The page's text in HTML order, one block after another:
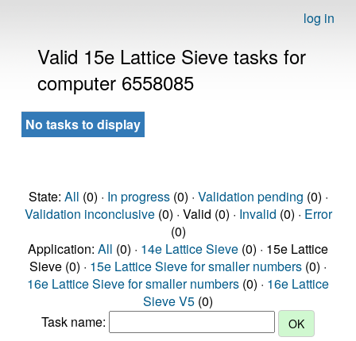
log in
Valid 15e Lattice Sieve tasks for
computer 6558085
No tasks to display
State: All (0) · In progress(0) · Validation pending (0) ·
Validation inconclusive(0) · Valid (0) · Invalid (0) · Error
(0)
Application: All (0) · 14e Lattice Sieve (0) · 15e Lattice
Sieve (0) · 15e Lattice Sieve for smaller numbers (0) ·
16e Lattice Sieve for smaller numbers (0) · 16e Lattice
Sieve V5 (0)
Task name: